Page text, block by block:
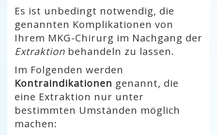
Es ist unbedingt notwendig, die
genannten Komplikationen von
Ihrem MKG-Chirurg im Nachgang der
Extraktion behandeln zu lassen.
Im Folgenden werden
Kontraindikationen genannt, die
eine Extraktion nur unter
bestimmten Umständen möglich
machen: